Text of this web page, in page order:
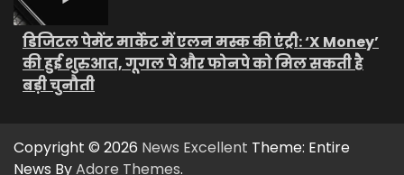
डिजिटल पेमेंट मार्केट में एलन मस्क की एंट्री: ‘X Money’
की हुई शुरुआत, गूगल पे और फोनपे को मिल सकती है
बड़ी चुनौती
Copyright © 2026 News Excellent Theme: Entire
News ByAdore Themes.